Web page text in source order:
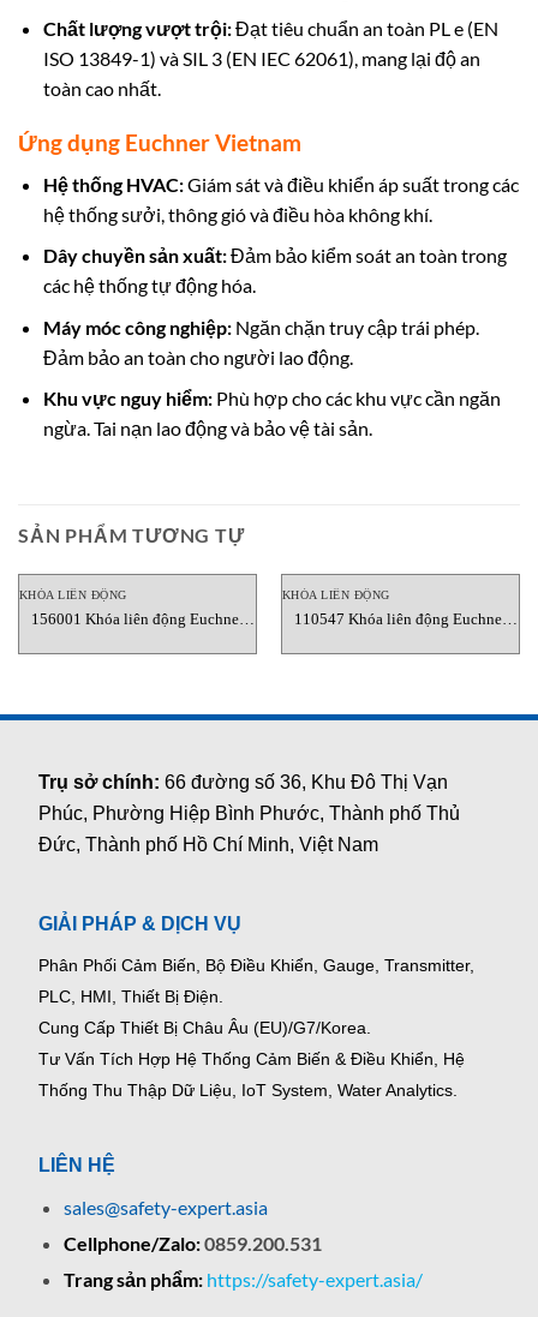
Chất lượng vượt trội:Đạt tiêu chuẩn an toàn PL e (EN
ISO 13849-1) và SIL 3 (EN IEC 62061), mang lại độ an
toàn cao nhất.
Ứng dụng Euchner Vietnam
Hệ thống HVAC:Giám sát và điều khiển áp suất trong các
hệ thống sưởi, thông gió và điều hòa không khí.
Dây chuyền sản xuất:Đảm bảo kiểm soát an toàn trong
các hệ thống tự động hóa.
Máy móc công nghiệp:Ngăn chặn truy cập trái phép.
Đảm bảo an toàn cho người lao động.
Khu vực nguy hiểm:Phù hợp cho các khu vực cần ngăn
ngừa. Tai nạn lao động và bảo vệ tài sản.
SẢN PHẨM TƯƠNG TỰ
KHÓA LIÊN ĐỘNG
156001 Khóa liên động Euchner
KHÓA LIÊN ĐỘNG
110547 Khóa liên động Euchner
Trụ sở chính:66 đường số 36, Khu Đô Thị Vạn
Phúc, Phường Hiệp Bình Phước, Thành phố Thủ
Đức, Thành phố Hồ Chí Minh, Việt Nam
GIẢI PHÁP & DỊCH VỤ
Phân Phối Cảm Biến, Bộ Điều Khiển, Gauge, Transmitter,
PLC, HMI, Thiết Bị Điện.
Cung Cấp Thiết Bị Châu Âu (EU)/G7/Korea.
Tư Vấn Tích Hợp Hệ Thống Cảm Biến & Điều Khiển, Hệ
Thống Thu Thập Dữ Liệu, IoT System, Water Analytics.
LIÊN HỆ
sales@safety-expert.asia
Cellphone/Zalo:0859.200.531
Trang sản phẩm: https://safety-expert.asia/